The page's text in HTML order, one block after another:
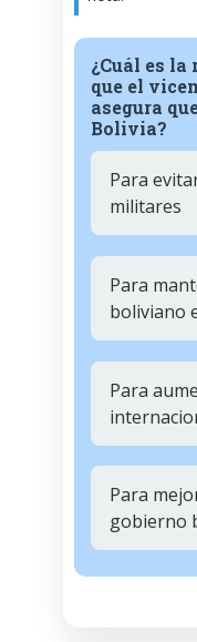
¿Cuál es
que el
asegura
Bolivia?
Para
militares
Para
boliviano
Para
Para
gobierno